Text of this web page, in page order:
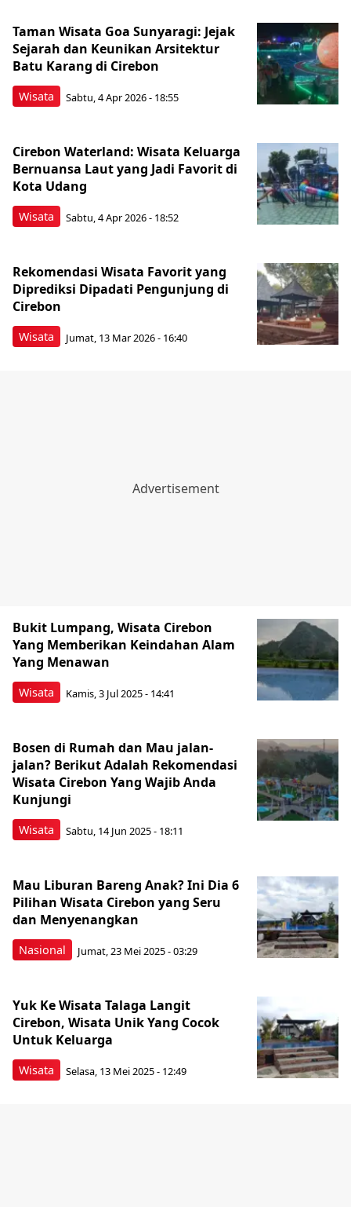
Wisata
Taman Wisata Goa Sunyaragi: Jejak
Sejarah dan Keunikan Arsitektur
Batu Karang di Cirebon
Sabtu, 4 Apr 2026 - 18:55
Wisata
Cirebon Waterland: Wisata Keluarga
Bernuansa Laut yang Jadi Favorit di
Kota Udang
Sabtu, 4 Apr 2026 - 18:52
Wisata
Rekomendasi Wisata Favorit yang
Diprediksi Dipadati Pengunjung di
Cirebon
Jumat, 13 Mar 2026 - 16:40
Wisata
Bukit Lumpang, Wisata Cirebon
Yang Memberikan Keindahan Alam
Yang Menawan
Kamis, 3 Jul 2025 - 14:41
Wisata
Bosen di Rumah dan Mau jalan-
jalan? Berikut Adalah Rekomendasi
Wisata Cirebon Yang Wajib Anda
Kunjungi
Sabtu, 14 Jun 2025 - 18:11
Nasional
Mau Liburan Bareng Anak? Ini Dia 6
Pilihan Wisata Cirebon yang Seru
dan Menyenangkan
Jumat, 23 Mei 2025 - 03:29
Wisata
Yuk Ke Wisata Talaga Langit
Cirebon, Wisata Unik Yang Cocok
Untuk Keluarga
Selasa, 13 Mei 2025 - 12:49